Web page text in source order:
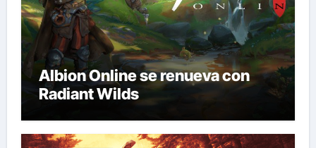
Albion Online se renueva con
Radiant Wilds